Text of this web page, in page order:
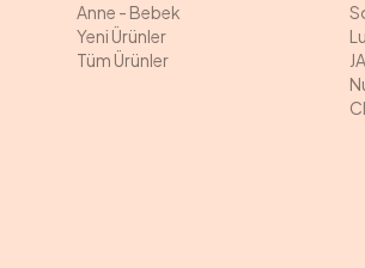
Anne - Bebek
Yeni Ürünler
Tüm Ürünler